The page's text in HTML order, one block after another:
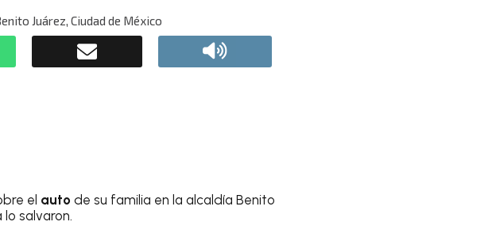
Juárez, Ciudad de México
el auto de su familia en la alcaldía Benito
salvaron.